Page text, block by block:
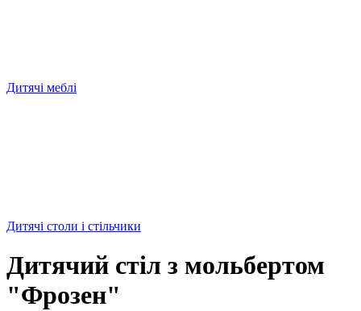
Дитячі меблі
Дитячі столи і стільчики
Дитячий стіл з мольбертом
"Фрозен"